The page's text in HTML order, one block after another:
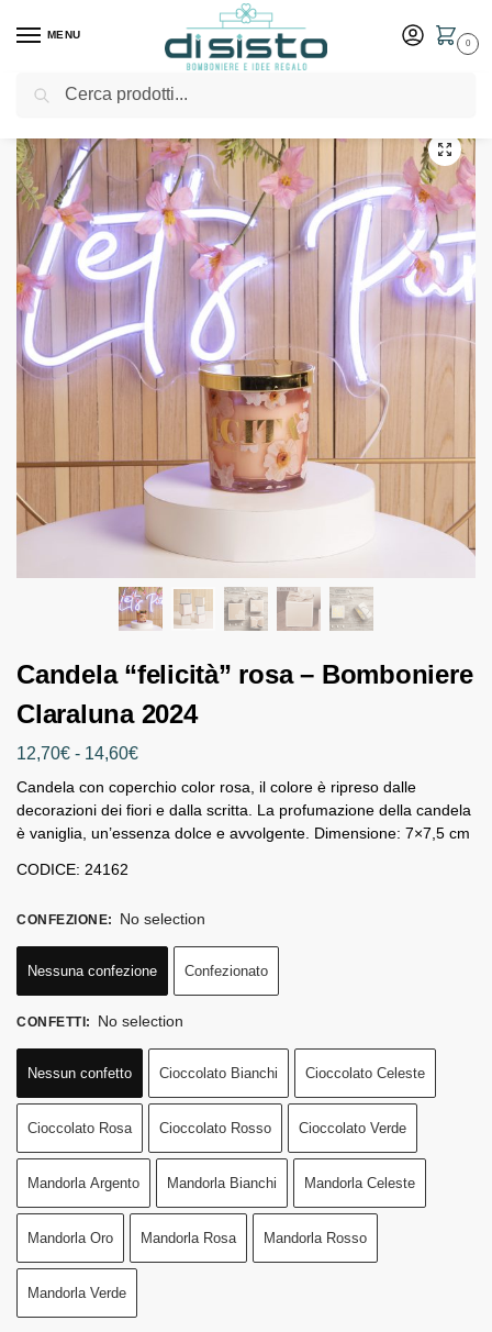
MENU
0
Home Shop Bomboniere
Candela “felicità” rosa – Bomboniere
Claraluna 2024
12,70€ - 14,60€
Candela con coperchio color rosa, il colore è ripreso dalle
decorazioni dei fiori e dalla scritta. La profumazione della candela
è vaniglia, un’essenza dolce e avvolgente. Dimensione: 7×7,5 cm
CODICE: 24162
CONFEZIONE: No selection
Nessuna confezione Confezionato
CONFETTI: No selection
Nessun confetto Cioccolato Bianchi Cioccolato Celeste
Cioccolato Rosa Cioccolato Rosso Cioccolato Verde
Mandorla Argento Mandorla Bianchi Mandorla Celeste
Mandorla Oro Mandorla Rosa Mandorla Rosso
Mandorla Verde